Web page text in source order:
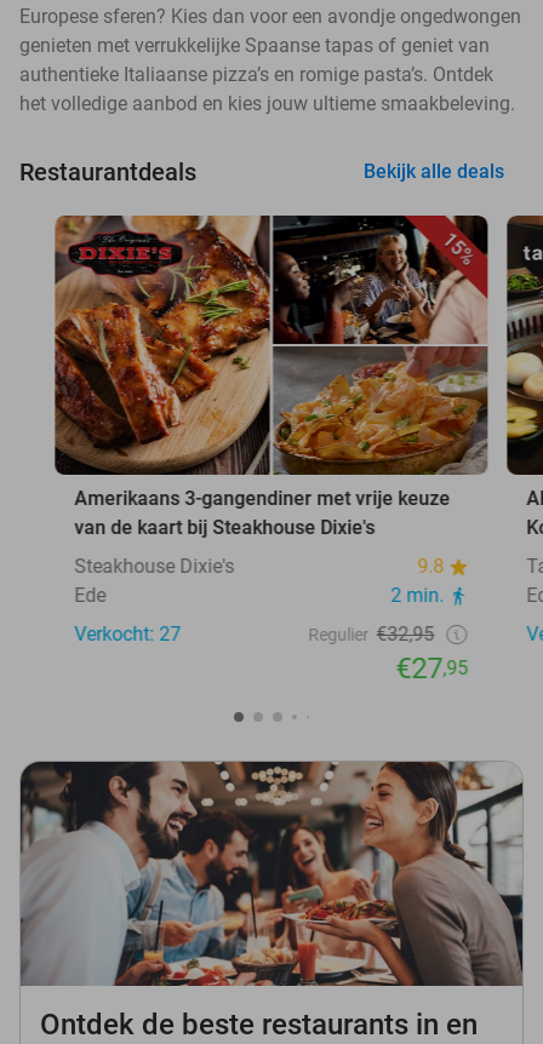
Europese sferen? Kies dan voor een avondje ongedwongen
genieten met verrukkelijke Spaanse tapas of geniet van
authentieke Italiaanse pizza’s en romige pasta’s. Ontdek
het volledige aanbod en kies jouw ultieme smaakbeleving.
Restaurantdeals Bekijk alle deals
15%
Amerikaans 3-gangendiner met vrije keuze
van de kaart bij Steakhouse Dixie's
Steakhouse Dixie's
9.8
Ede
2 min.
Verkocht: 27
Regulier €32,95
€27,95
Ontdek de beste restaurants in en